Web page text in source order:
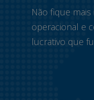
Não fique
operacional e
lucrativo que